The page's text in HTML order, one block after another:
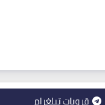
قروبات تيلغرام